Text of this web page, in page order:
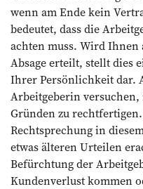
wenn am Ende kein
bedeutet, dass die
achten muss. Wird Ihnen
Absage erteilt, stellt dies
Ihrer Persönlichkeit dar.
Arbeitgeberin
Gründen zu
Rechtsprechung in
etwas älteren Urteilen
Befürchtung der
Kundenverlust kommen